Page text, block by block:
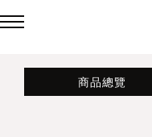
回主選單
回主選單
回主選單商品總覽